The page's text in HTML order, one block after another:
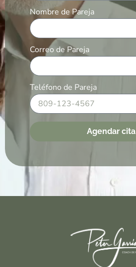
Nombre de Pareja
Correo de Pareja
Teléfono de Pareja
Agendar cita